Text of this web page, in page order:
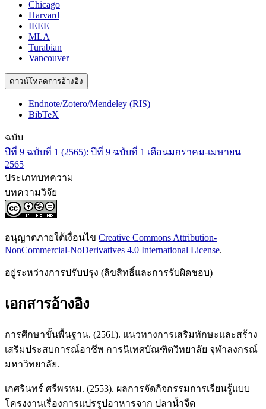
Chicago
Harvard
IEEE
MLA
Turabian
Vancouver
ดาวน์โหลดการอ้างอิง
Endnote/Zotero/Mendeley (RIS)
BibTeX
ฉบับ
ปีที่ 9 ฉบับที่ 1 (2565): ปีที่ 9 ฉบับที่ 1 เดือนมกราคม-เมษายน
2565
ประเภทบทความ
บทความวิจัย
อนุญาตภายใต้เงื่อนไข Creative Commons Attribution-
NonCommercial-NoDerivatives 4.0 International License.
อยู่ระหว่างการปรับปรุง (ลิขสิทธิ์และการรับผิดชอบ)
เอกสารอ้างอิง
การศึกษาขั้นพื้นฐาน. (2561). แนวทางการเสริมทักษะและสร้าง
เสริมประสบการณ์อาชีพ การนิเทศบัณฑิตวิทยาลัย จุฬาลงกรณ์
มหาวิทยาลัย.
เกศรินทร์ ศรีพรหม. (2553). ผลการจัดกิจกรรมการเรียนรู้แบบ
โครงงานเรื่องการแปรรูปอาหารจาก ปลาน้ำจืด